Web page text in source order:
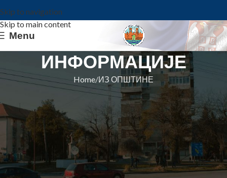
Skip to navigation
Skip to main content
Menu
ИНФОРМАЦИЈЕ
Home ИЗ ОПШТИНЕ
ИЗ ОПШТИНЕ
“ШЕСТАК” ОГЊЕН
СТОЈАНОВИЋ ШКОЛСКИ
ОЛИМПИЈСКИ ШАМПИОН У
СКОКУ У ВИС